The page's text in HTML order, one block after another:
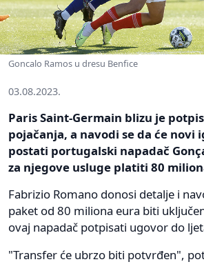
Goncalo Ramos u dresu Benfice
03.08.2023.
Paris Saint-Germain blizu je
pojačanja, a navodi se da će novi
postati portugalski napadač
za njegove usluge platiti 80
Fabrizio Romano donosi detalje i
paket od 80 miliona eura biti
ovaj napadač potpisati ugovor do
"Transfer će ubrzo biti potvrđen",